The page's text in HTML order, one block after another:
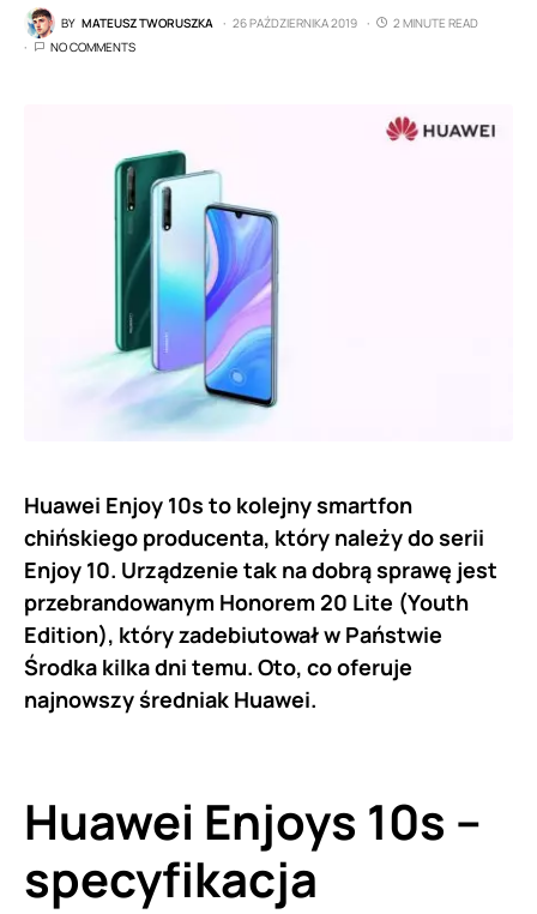
BY MATEUSZ TWORUSZKA 26 PAŹDZIERNIKA 2019
2 MINUTE READ
NO COMMENTS
Huawei Enjoy 10s to kolejny smartfon
chińskiego producenta, który należy do serii
Enjoy 10. Urządzenie tak na dobrą sprawę jest
przebrandowanym Honorem 20 Lite (Youth
Edition), który zadebiutował w Państwie
Środka kilka dni temu. Oto, co oferuje
najnowszy średniak Huawei.
Huawei Enjoys 10s –
specyfikacja